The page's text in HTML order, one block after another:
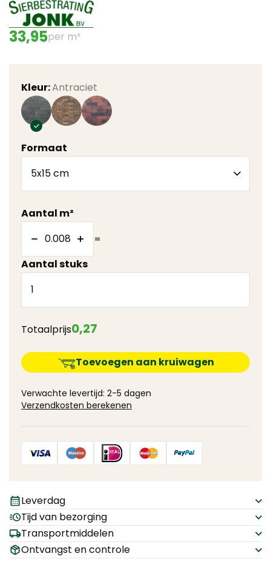
33,95per m²
Kleur:Antraciet
Formaat
Aantal m²
=
Aantal stuks
Totaalprijs0,27
Toevoegen aan kruiwagen
Verwachte levertijd: 2-5 dagen
Verzendkosten berekenen
Leverdag
Tijd van bezorging
Transportmiddelen
Ontvangst en controle